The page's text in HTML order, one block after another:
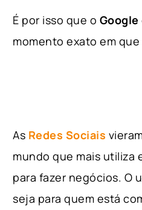
É por isso que o
momento exato em
As Redes Sociais
mundo que mais utiliza
para fazer negócios. O
seja para quem está